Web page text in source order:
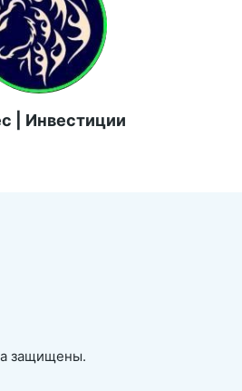
| Инвестиции
защищены.